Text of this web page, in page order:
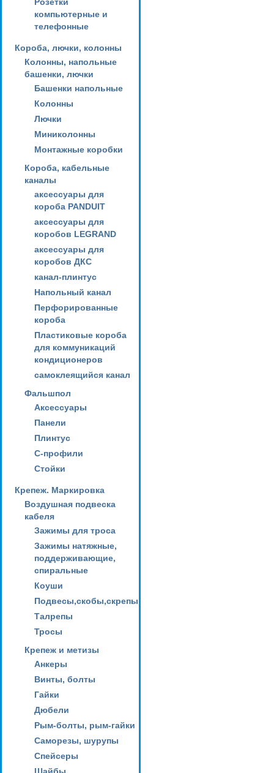
компьютерные и
телефонные
Короба, лючки, колонны
Колонны, напольные
башенки, лючки
Башенки напольные
Колонны
Лючки
Миниколонны
Монтажные коробки
Короба, кабельные
каналы
аксессуары для
короба PANDUIT
аксессуары для
коробов LEGRAND
аксессуары для
коробов ДКС
канал-плинтус
Напольный канал
Перфорированные
короба
Пластиковые короба
для коммуникаций
кондиционеров
самоклеящийся канал
Фальшпол
Аксессуары
Панели
Плинтус
С-профили
Стойки
Крепеж. Маркировка
Воздушная подвеска
кабеля
Зажимы для троса
Зажимы натяжные,
поддерживающие,
спиральные
Коуши
Подвесы,скобы,скрепы
Талрепы
Тросы
Крепеж и метизы
Анкеры
Винты, болты
Гайки
Дюбели
Рым-болты, рым-гайки
Саморезы, шурупы
Спейсеры